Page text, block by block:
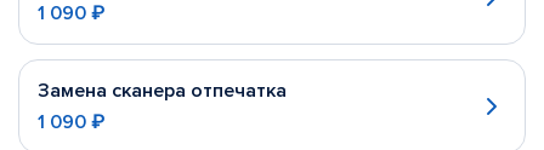
1 090 ₽
Замена сканера отпечатка
1 090 ₽